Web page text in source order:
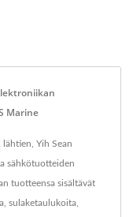
Marine
lähtien, Yih Sean
sähkötuotteiden
tuotteensa sisältävät
sulaketaulukoita,